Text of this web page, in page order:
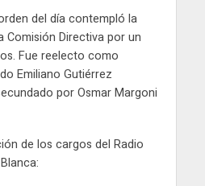
del día contempló la
Directiva por un
Fue reelecto como
Emiliano Gutiérrez
por Osmar Margoni
de los cargos del Radio